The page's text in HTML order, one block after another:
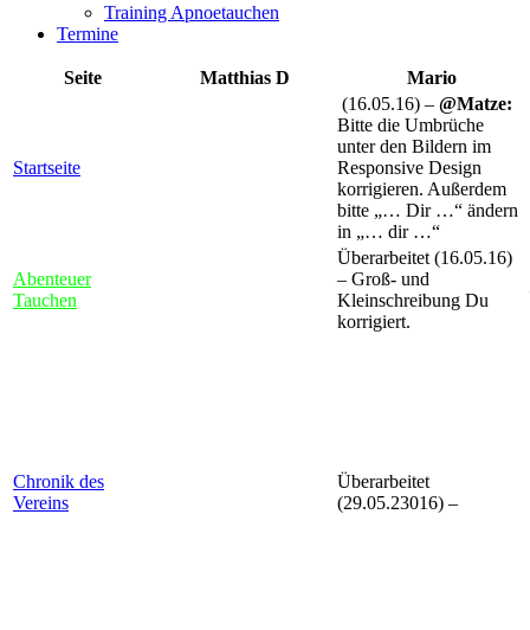
Training Apnoetauchen
Termine
Seite Matthias D Mario
Startseite
(16.05.16) – @Matze:
Bitte die Umbrüche
unter den Bildern im
Responsive Design
korrigieren. Außerdem
bitte „… Dir …“ ändern
in „… dir …“
Abenteuer
Tauchen
Überarbeitet (16.05.16)
– Groß- und
Kleinschreibung Du
korrigiert.
Chronik des
Vereins
Überarbeitet
(29.05.23016) –